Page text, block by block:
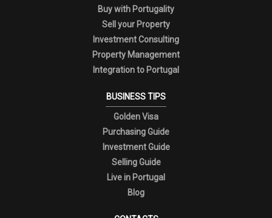
Buy with Portugality
Sell your Property
Investment Consulting
Property Management
Integration to Portugal
BUSINESS TIPS
Golden Visa
Purchasing Guide
Investment Guide
Selling Guide
Live in Portugal
Blog